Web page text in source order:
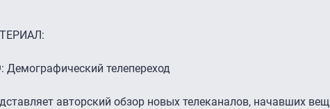
Демографический телепереход
авторский обзор новых телеканалов, начавших